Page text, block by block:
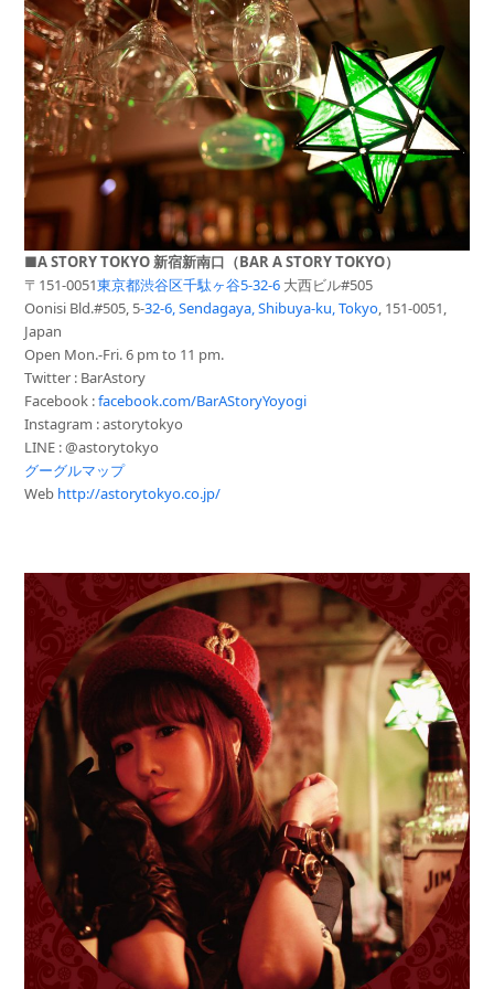
■A STORY TOKYO 新宿新南口（BAR A STORY TOKYO）
〒151-0051東京都渋谷区千駄ヶ谷5-32-6 大西ビル#505
Oonisi Bld.#505, 5-32-6, Sendagaya, Shibuya-ku, Tokyo, 151-0051,
Japan
Open Mon.-Fri. 6 pm to 11 pm.
Twitter : BarAstory
Facebook :facebook.com/BarAStoryYoyogi
Instagram : astorytokyo
LINE : @astorytokyo
グーグルマップ
Web http://astorytokyo.co.jp/